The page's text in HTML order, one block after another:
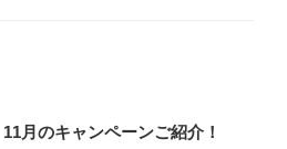
月のキャンペーンご紹介！